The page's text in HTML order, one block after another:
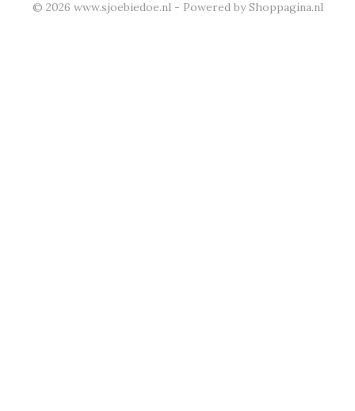
© 2026 www.sjoebiedoe.nl - Powered by Shoppagina.nl